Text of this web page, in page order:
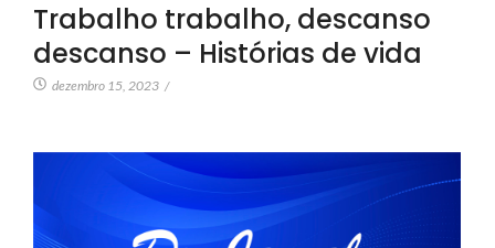
Trabalho trabalho, descanso
descanso – Histórias de vida
dezembro 15, 2023 /